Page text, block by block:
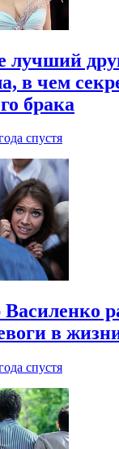
в чем
брака
спустя
в
спустя